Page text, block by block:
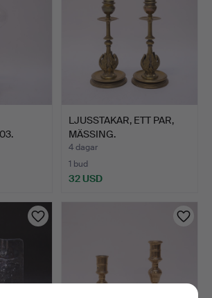
LJUSSTAKAR, ETT PAR,
MÄSSING.
4 dagar
1 bud
32 USD